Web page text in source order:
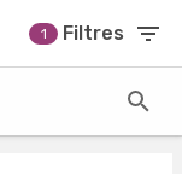
1 Filtres